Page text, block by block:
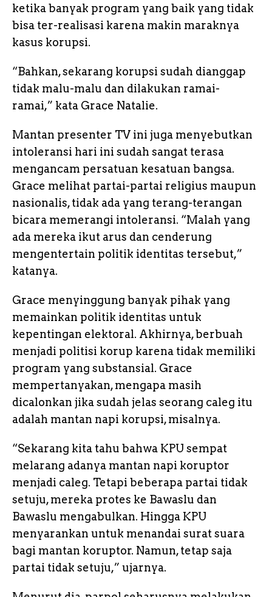
ketika banyak program yang baik yang tidak
bisa ter-realisasi karena makin maraknya
kasus korupsi.
“Bahkan, sekarang korupsi sudah dianggap
tidak malu-malu dan dilakukan ramai-
ramai,” kata Grace Natalie.
Mantan presenter TV ini juga menyebutkan
intoleransi hari ini sudah sangat terasa
mengancam persatuan kesatuan bangsa.
Grace melihat partai-partai religius maupun
nasionalis, tidak ada yang terang-terangan
bicara memerangi intoleransi. “Malah yang
ada mereka ikut arus dan cenderung
mengentertain politik identitas tersebut,”
katanya.
Grace menyinggung banyak pihak yang
memainkan politik identitas untuk
kepentingan elektoral. Akhirnya, berbuah
menjadi politisi korup karena tidak memiliki
program yang substansial. Grace
mempertanyakan, mengapa masih
dicalonkan jika sudah jelas seorang caleg itu
adalah mantan napi korupsi, misalnya.
“Sekarang kita tahu bahwa KPU sempat
melarang adanya mantan napi koruptor
menjadi caleg. Tetapi beberapa partai tidak
setuju, mereka protes ke Bawaslu dan
Bawaslu mengabulkan. Hingga KPU
menyarankan untuk menandai surat suara
bagi mantan koruptor. Namun, tetap saja
partai tidak setuju,” ujarnya.